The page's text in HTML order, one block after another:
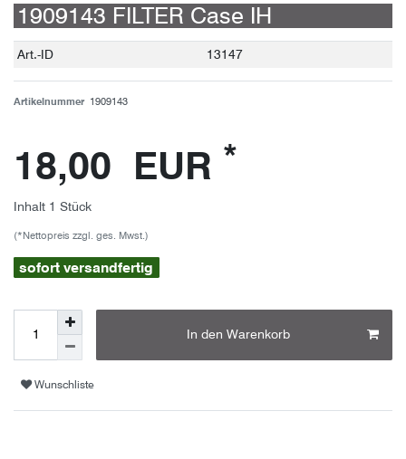
1909143 FILTER Case IH
Technisches
Wert
Art.-ID 13147
Artikelnummer 1909143
18,00 EUR *
Inhalt 1 Stück
(*Nettopreis zzgl. ges. Mwst.)
sofort versandfertig
In den Warenkorb
Wunschliste